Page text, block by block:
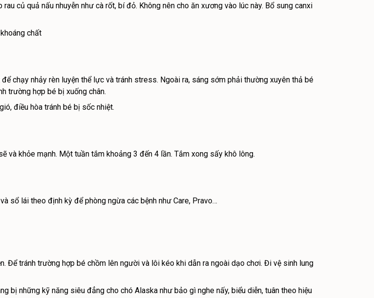
củ quả nấu nhuyễn như cà rốt, bí đỏ. Không nên cho ăn xương vào lúc này. Bổ sung canxi
chất
chạy nhảy rèn luyện thể lực và tránh stress. Ngoài ra, sáng sớm phải thường xuyên thả bé
trường hợp bé bị xuống chân.
điều hòa tránh bé bị sốc nhiệt.
và khỏe mạnh. Một tuần tắm khoảng 3 đến 4 lần. Tắm xong sấy khô lông.
sổ lái theo định kỳ để phòng ngừa các bệnh như Care, Pravo…
Để tránh trường hợp bé chồm lên người và lôi kéo khi dẫn ra ngoài dạo chơi. Đi vệ sinh lung
bị những kỹ năng siêu đẳng cho chó Alaska như bảo gì nghe nấy, biểu diễn, tuân theo hiệu